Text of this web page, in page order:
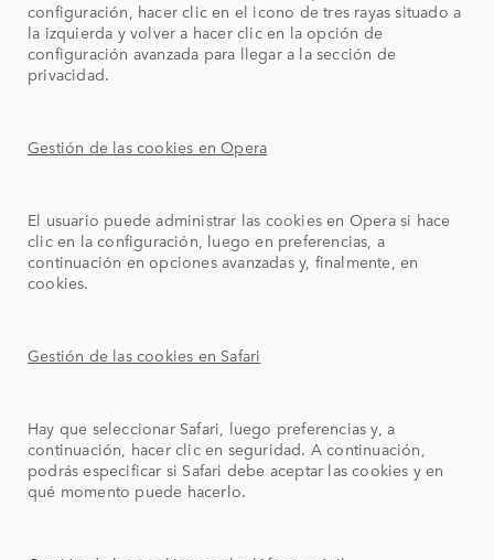
configuración, hacer clic en el icono de tres rayas situado a
la izquierda y volver a hacer clic en la opción de
configuración avanzada para llegar a la sección de
privacidad.
Gestión de las cookies en Opera
El usuario puede administrar las cookies en Opera si hace
clic en la configuración, luego en preferencias, a
continuación en opciones avanzadas y, finalmente, en
cookies.
Gestión de las cookies en Safari
Hay que seleccionar Safari, luego preferencias y, a
continuación, hacer clic en seguridad. A continuación,
podrás especificar si Safari debe aceptar las cookies y en
qué momento puede hacerlo.